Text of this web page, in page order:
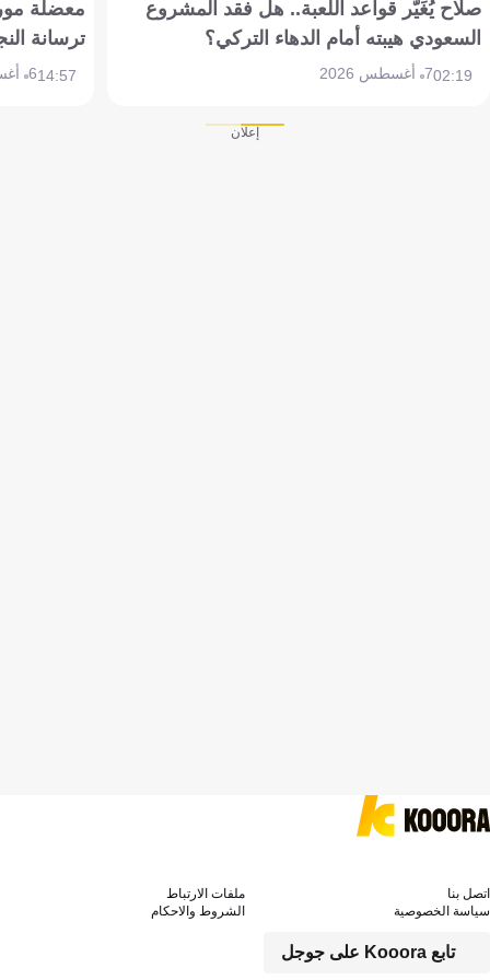
صلاح يُغَيّر قواعد اللعبة.. هل فقد المشروع
السعودي هيبته أمام الدهاء التركي؟
02:197 أغسطس 2026
معضلة
ترسانة
14:576 أغسطس 2026
إعلان
تابع Kooora على جوجل
اتصل بنا
ملفات الارتباط
سياسة الخصوصية
الشروط والاحكام